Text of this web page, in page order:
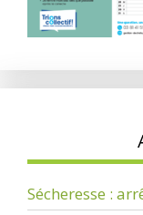
Sécheresse :